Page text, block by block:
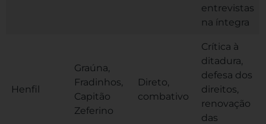
entrevistas
na íntegra
Henfil
Graúna,
Fradinhos,
Capitão
Zeferino
Direto,
combativo
Crítica à
ditadura,
defesa dos
direitos,
renovação
das